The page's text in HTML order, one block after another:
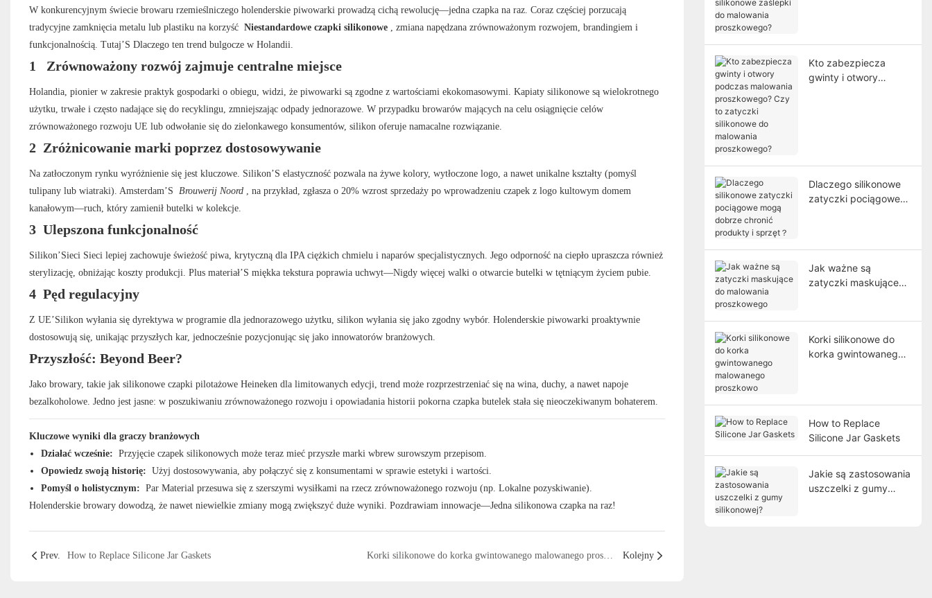
W konkurencyjnym świecie browaru rzemieślniczego holenderskie piwowarki prowadzą cichą rewolucję—jedna czapka na raz. Coraz częściej porzucają
tradycyjne zamknięcia metalu lub plastiku na korzyść Niestandardowe czapki silikonowe
, zmiana napędzana zrównoważonym rozwojem, brandingiem i
funkcjonalnością. Tutaj’S Dlaczego ten trend bulgocze w Holandii.
1 Zrównoważony rozwój zajmuje centralne miejsce
Holandia, pionier w zakresie praktyk gospodarki o obiegu, widzi, że piwowarki są zgodne z wartościami ekokomasowymi. Kapiaty silikonowe są wielokrotnego
użytku, trwałe i często nadające się do recyklingu, zmniejszając odpady jednorazowe. W przypadku browarów mających na celu osiągnięcie celów
zrównoważonego rozwoju UE lub odwołanie się do zielonkawego konsumentów, silikon oferuje namacalne rozwiązanie.
2 Zróżnicowanie marki poprzez dostosowywanie
Na zatłoczonym rynku wyróżnienie się jest kluczowe. Silikon’S elastyczność pozwala na żywe kolory, wytłoczone logo, a nawet unikalne kształty (pomyśl
tulipany lub wiatraki). Amsterdam’S
Brouwerij Noord
, na przykład, zgłasza o 20% wzrost sprzedaży po wprowadzeniu czapek z logo kultowym domem
kanałowym—ruch, który zamienił butelki w kolekcje.
3 Ulepszona funkcjonalność
Silikon’Sieci Sieci lepiej zachowuje świeżość piwa, krytyczną dla IPA ciężkich chmielu i naparów specjalistycznych. Jego odporność na ciepło upraszcza również
sterylizację, obniżając koszty produkcji. Plus materiał’S miękka tekstura poprawia uchwyt—Nigdy więcej walki o otwarcie butelki w tętniącym życiem pubie.
4 Pęd regulacyjny
Z UE’Silikon wyłania się dyrektywa w programie dla jednorazowego użytku, silikon wyłania się jako zgodny wybór. Holenderskie piwowarki proaktywnie
dostosowują się, unikając przyszłych kar, jednocześnie pozycjonując się jako innowatorów branżowych.
Przyszłość: Beyond Beer?
Jako browary, takie jak silikonowe czapki pilotażowe Heineken dla limitowanych edycji, trend może rozprzestrzeniać się na wina, duchy, a nawet napoje
bezalkoholowe. Jedno jest jasne: w poszukiwaniu zrównoważonego rozwoju i opowiadania historii pokorna czapka butelek stała się nieoczekiwanym bohaterem.
Kluczowe wyniki dla graczy branżowych
Działać wcześnie: Przyjęcie czapek silikonowych może teraz mieć przyszłe marki wbrew surowszym przepisom.
Opowiedz swoją historię: Użyj dostosowywania, aby połączyć się z konsumentami w sprawie estetyki i wartości.
Pomyśl o holistycznym: Par Material przesuwa się z szerszymi wysiłkami na rzecz zrównoważonego rozwoju (np. Lokalne pozyskiwanie).
Holenderskie browary dowodzą, że nawet niewielkie zmiany mogą zwiększyć duże wyniki. Pozdrawiam innowacje—Jedna silikonowa czapka na raz!
Prev. How to Replace Silicone Jar Gaskets Korki silikonowe do korka gwintowanego malowanego proszkowo Kolejny
Kto zabezpiecza
gwinty i otwory
Dlaczego silikonowe
zatyczki pociągowe
Jak ważne są
zatyczki maskujące
Korki silikonowe do
korka gwintowanego
How to Replace
Silicone Jar Gaskets
Jakie są zastosowania
uszczelki z gumy